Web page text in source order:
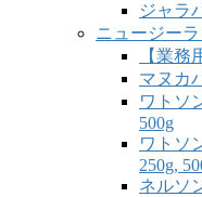
ジャラ
ニュージー
【業務
マヌカ
ワトソ
500g
ワトソ
250g,
ネルソ